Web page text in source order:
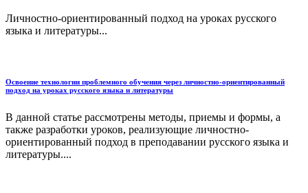
Личностно-ориентированный подход на уроках русского
языка и литературы...
Освоение технологии проблемного обучения через личностно-ориентированный
подход на уроках русского языка и литературы
В данной статье рассмотрены методы, приемы и формы, а
также разработки уроков, реализующие личностно-
ориентированный подход в преподавании русского языка и
литературы....